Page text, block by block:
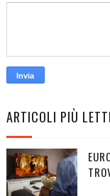
ARTICOLI PIÙ LETTI